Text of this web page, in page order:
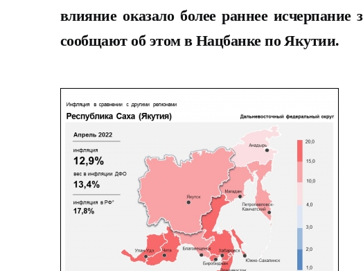
влияние оказало более раннее
сообщают об этом в Нацбанке по Якутии.